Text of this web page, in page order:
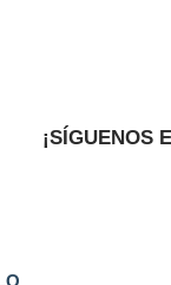
¡SÍGUENOS